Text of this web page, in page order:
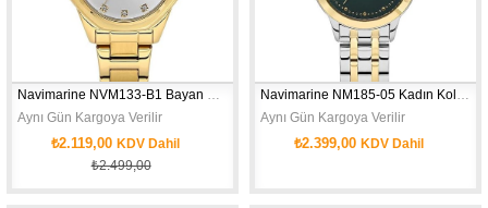
Aynı Gün Kargoya Verilir
₺2.119,00KDV Dahil
₺2.499,00
Aynı Gün Kargoya Verilir
₺2.399,00 KDV Dahil